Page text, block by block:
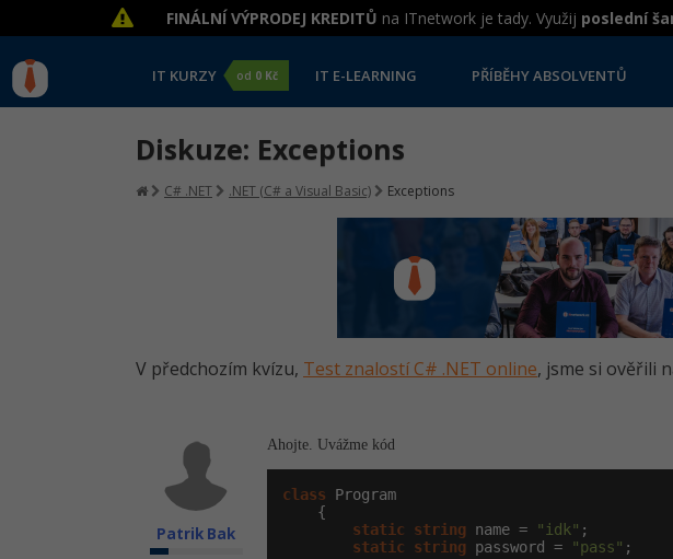
FINÁLNÍ VÝPRODEJ KREDITŮ na ITnetwork je tady. Využij poslední
IT KURZY od 0 Kč IT E-LEARNING PŘÍBĚHY ABSOLVENTŮ
Diskuze: Exceptions
C# .NET .NET (C# a Visual Basic) Exceptions
V předchozím kvízu, Test znalostí C# .NET online, jsme si ověřili
Patrik Bak
Ahojte. Uvážme kód
class Program
    {
static
string name = "idk" ;
static
string password = "pass" ;